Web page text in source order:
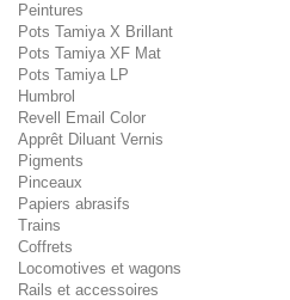
Peintures
Pots Tamiya X Brillant
Pots Tamiya XF Mat
Pots Tamiya LP
Humbrol
Revell Email Color
Apprêt Diluant Vernis
Pigments
Pinceaux
Papiers abrasifs
Trains
Coffrets
Locomotives et wagons
Rails et accessoires